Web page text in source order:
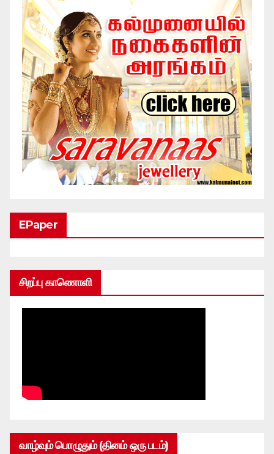
EPaper
சிறப்பு காணொளி
வாழ்வும் பொழுதும் (தினம் ஒரு படம்)